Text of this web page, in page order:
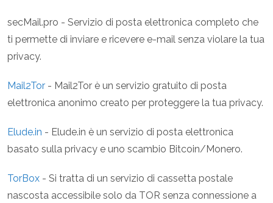
secMail.pro - Servizio di posta elettronica completo che
ti permette di inviare e ricevere e-mail senza violare la tua
privacy.
Mail2Tor - Mail2Tor è un servizio gratuito di posta
elettronica anonimo creato per proteggere la tua privacy.
Elude.in - Elude.in è un servizio di posta elettronica
basato sulla privacy e uno scambio Bitcoin/Monero.
TorBox - Si tratta di un servizio di cassetta postale
nascosta accessibile solo da TOR senza connessione a